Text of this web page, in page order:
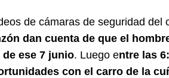
de cámaras de seguridad
dan cuenta de que el
de ese 7 junio. Luego entre las
con el carro de la